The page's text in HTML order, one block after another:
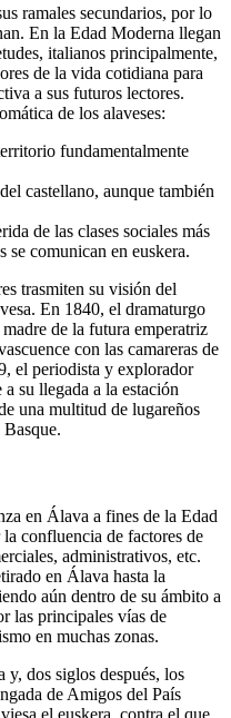
ramales secundarios, por lo
En la Edad Moderna llegan
italianos principalmente,
de la vida cotidiana para
a sus futuros lectores.
de los alaveses:
fundamentalmente
castellano, aunque también
de las clases sociales más
se comunican en euskera.
trasmiten su visión del
En 1840, el dramaturgo
de la futura emperatriz
con las camareras de
el periodista y explorador
su llegada a la estación
una multitud de lugareños
en Álava a fines de la Edad
confluencia de factores de
administrativos, etc.
en Álava hasta la
aún dentro de su ámbito a
las principales vías de
en muchas zonas.
dos siglos después, los
de Amigos del País
el euskera, contra el que